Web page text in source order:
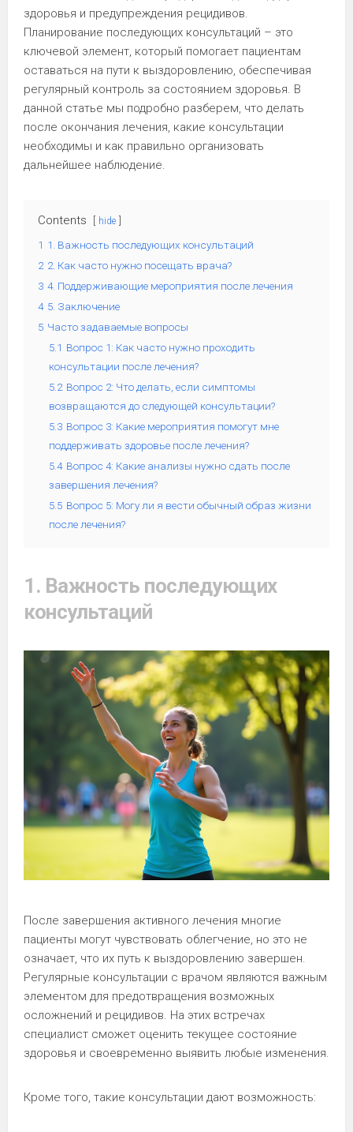
здоровья и предупреждения рецидивов.
Планирование последующих консультаций – это
ключевой элемент, который помогает пациентам
оставаться на пути к выздоровлению, обеспечивая
регулярный контроль за состоянием здоровья. В
данной статье мы подробно разберем, что делать
после окончания лечения, какие консультации
необходимы и как правильно организовать
дальнейшее наблюдение.
Contents hide
1 1. Важность последующих консультаций
2 2. Как часто нужно посещать врача?
3 4. Поддерживающие мероприятия после лечения
4 5. Заключение
5 Часто задаваемые вопросы
5.1 Вопрос 1: Как часто нужно проходить
консультации после лечения?
5.2 Вопрос 2: Что делать, если симптомы
возвращаются до следующей консультации?
5.3 Вопрос 3: Какие мероприятия помогут мне
поддерживать здоровье после лечения?
5.4 Вопрос 4: Какие анализы нужно сдать после
завершения лечения?
5.5 Вопрос 5: Могу ли я вести обычный образ жизни
после лечения?
1. Важность последующих
консультаций
После завершения активного лечения многие
пациенты могут чувствовать облегчение, но это не
означает, что их путь к выздоровлению завершен.
Регулярные консультации с врачом являются важным
элементом для предотвращения возможных
осложнений и рецидивов. На этих встречах
специалист сможет оценить текущее состояние
здоровья и своевременно выявить любые изменения.
Кроме того, такие консультации дают возможность: